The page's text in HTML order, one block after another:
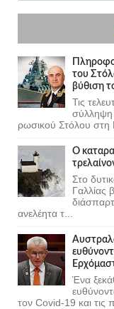
του
βύθιση
Τις
σύλληψη
ρωσικού Στόλου
Ο
Στο
Γαλλίας
ανελέητα τ...
Ένα
τον Covid-19 και τις